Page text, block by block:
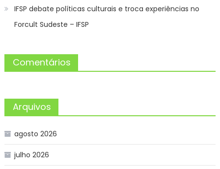
IFSP debate políticas culturais e troca experiências no
Forcult Sudeste – IFSP
Comentários
Arquivos
agosto 2026
julho 2026